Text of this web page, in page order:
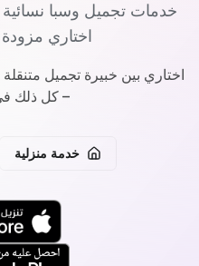
خدمات تجميل وسبا
اختاري
اختاري بين خبيرة تجميل
– كل ذلك
خدمة منزلية